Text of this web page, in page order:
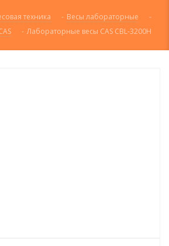
техника - Весы лабораторные
-
- Лабораторные весы CAS CBL-3200H